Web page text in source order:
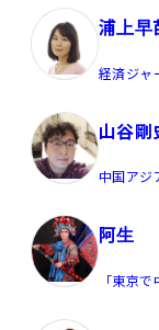
浦上早
経済ジャ
山谷剛
中国アジ
阿生
「東京で